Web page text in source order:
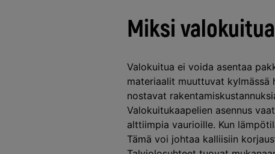
Miksi
Valokuitua ei voida asentaa
materiaalit muuttuvat
nostavat
Valokuitukaapelien asennus
alttiimpia vaurioille. Kun
Tämä voi johtaa kalliisiin